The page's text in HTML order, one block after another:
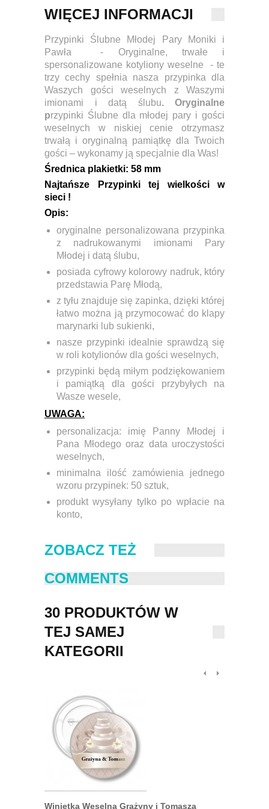
WIĘCEJ INFORMACJI
Przypinki Ślubne Młodej Pary Moniki i
Pawła - Oryginalne, trwałe i
spersonalizowane kotyliony weselne - te
trzy cechy spełnia nasza przypinka dla
Waszych gości weselnych z Waszymi
imionami i datą ślubu. Oryginalne
przypinki Ślubne dla młodej pary i gości
weselnych w niskiej cenie otrzymasz
trwałą i oryginalną pamiątkę dla Twoich
gości – wykonamy ją specjalnie dla Was!
Średnica plakietki: 58 mm
Najtańsze Przypinki tej wielkości w
sieci !
Opis:
oryginalne personalizowana przypinka
z nadrukowanymi imionami Pary
Młodej i datą ślubu,
posiada cyfrowy kolorowy nadruk, który
przedstawia Parę Młodą,
z tyłu znajduje się zapinka, dzięki której
łatwo można ją przymocować do klapy
marynarki lub sukienki,
nasze przypinki idealnie sprawdzą się
w roli kotylionów dla gości weselnych,
przypinki będą miłym podziękowaniem
i pamiątką dla gości przybyłych na
Wasze wesele,
UWAGA:
personalizacja: imię Panny Młodej i
Pana Młodego oraz data uroczystości
weselnych,
minimalna ilość zamówienia jednego
wzoru przypinek: 50 sztuk,
produkt wysyłany tylko po wpłacie na
konto,
ZOBACZ TEŻ
COMMENTS
30 PRODUKTÓW W
TEJ SAMEJ
KATEGORII
Winietka Weselna Grażyny i Tomasza